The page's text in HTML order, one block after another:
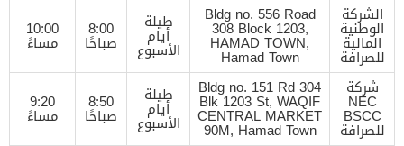
الشركة
الوطنية
المالية
للصرافة
Bldg no. 556 Road
308 Block 1203,
HAMAD TOWN,
Hamad Town
طيلة
أيام
الأسبوع
8:00
صباحًا
10:00
مساءً
شركة
NEC
BSCC
للصرافة
Bldg no. 151 Rd 304
Blk 1203 St, WAQIF
CENTRAL MARKET
90M, Hamad Town
طيلة
أيام
الأسبوع
8:50
صباحًا
9:20
مساءً